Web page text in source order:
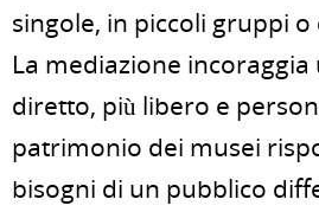
singole, in piccoli gruppi o
La mediazione
diretto, più libero e
patrimonio dei musei
bisogni di un pubblico